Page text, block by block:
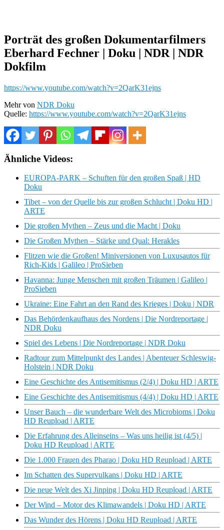
Porträt des großen Dokumentarfilmers
Eberhard Fechner | Doku | NDR | NDR
Dokfilm
https://www.youtube.com/watch?v=2QarK31ejns
Mehr von NDR Doku
Quelle: https://www.youtube.com/watch?v=2QarK31ejns
Ähnliche Videos:
EUROPA-PARK – Schuften für den großen Spaß | HD
Doku
Tibet – von der Quelle bis zur großen Schlucht | Doku HD |
ARTE
Die großen Mythen – Zeus und die Macht | Doku
Die Großen Mythen – Stärke und Qual: Herakles
Flitzen wie die Großen! Miniversionen von Luxusautos für
Rich-Kids | Galileo | ProSieben
Havanna: Junge Menschen mit großen Träumen | Galileo |
ProSieben
Ukraine: Eine Fahrt an den Rand des Krieges | Doku | NDR
Das Behördenkaufhaus des Nordens | Die Nordreportage |
NDR Doku
Spiel des Lebens | Die Nordreportage | NDR Doku
Radtour zum Mittelpunkt des Landes | Abenteuer Schleswig-
Holstein | NDR Doku
Eine Geschichte des Antisemitismus (2/4) | Doku HD | ARTE
Eine Geschichte des Antisemitismus (4/4) | Doku HD | ARTE
Unser Bauch – die wunderbare Welt des Microbioms | Doku
HD Reupload | ARTE
Die Erfahrung des Alleinseins – Was uns heilig ist (4/5) |
Doku HD Reupload | ARTE
Die 1.000 Frauen des Pharao | Doku HD Reupload | ARTE
Im Schatten des Supervulkans | Doku HD | ARTE
Die neue Welt des Xi Jinping | Doku HD Reupload | ARTE
Der Wind – Motor des Klimawandels | Doku HD | ARTE
Das Wunder des Hörens | Doku HD Reupload | ARTE